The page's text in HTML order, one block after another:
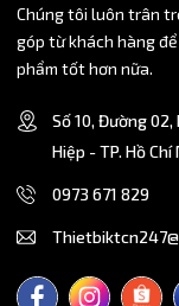
Chúng tôi luôn trân
góp từ khách hàng
phẩm tốt hơn nữa.
Số 10, Đường 02,
Hiệp - TP. Hồ Chí
0973 671 829